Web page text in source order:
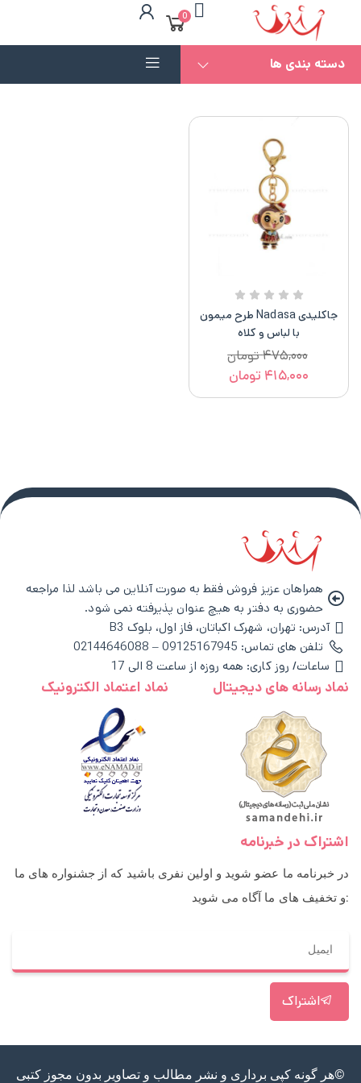
0
دسته بندی ها
جاکلیدی Nadasa طرح میمون
با لباس و کلاه
۴۷۵,۰۰۰تومان
۴۱۵,۰۰۰ تومان
همراهان عزیز فروش فقط به صورت آنلاین می باشد لذا مراجعه
حضوری به دفتر به هیچ عنوان پذیرفته نمی شود.
آدرس: تهران، شهرک اکباتان، فاز اول، بلوک B3
تلفن های تماس: 09125167945 – 02144646088
ساعات/ روز کاری: همه روزه از ساعت 8 الی 17
نماد رسانه های دیجیتال نماد اعتماد الکترونیک
اشتراک در خبرنامه
در خبرنامه ما عضو شوید و اولین نفری باشید که از جشنواره های ما
و تخفیف های ما آگاه می شوید:
اشتراک
©هر گونه کپی برداری و نشر مطالب و تصاویر بدون مجوز کتبی